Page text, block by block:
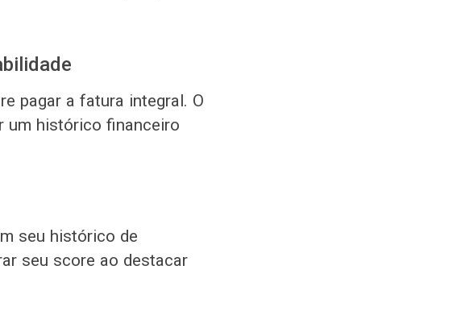
pagar a fatura integral. O
um histórico financeiro
seu histórico de
seu score ao destacar